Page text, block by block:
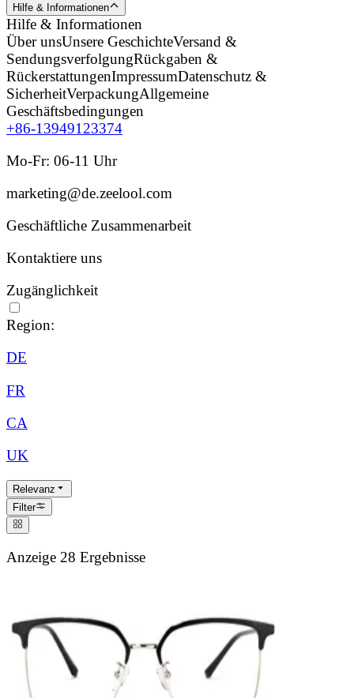
Hilfe & Informationen
Hilfe & Informationen
Über unsUnsere GeschichteVersand &
SendungsverfolgungRückgaben &
RückerstattungenImpressumDatenschutz &
SicherheitVerpackungAllgemeine
Geschäftsbedingungen
+86-13949123374
Mo-Fr: 06-11 Uhr
marketing@de.zeelool.com
Geschäftliche Zusammenarbeit
Kontaktiere uns
Zugänglichkeit
Region:
DE
FR
CA
UK
Relevanz
Filter
Anzeige 28 Ergebnisse